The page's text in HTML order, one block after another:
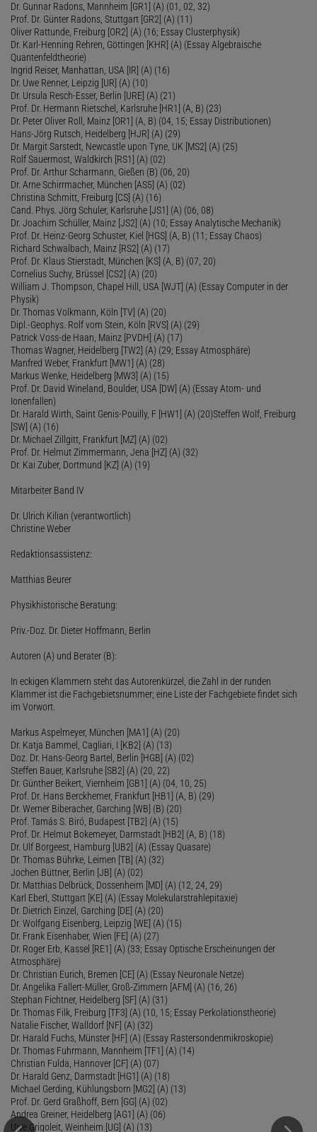
Dr. Gunnar Radons, Mannheim [GR1] (A) (01, 02, 32)
Prof. Dr. Günter Radons, Stuttgart [GR2] (A) (11)
Oliver Rattunde, Freiburg [OR2] (A) (16; Essay Clusterphysik)
Dr. Karl-Henning Rehren, Göttingen [KHR] (A) (Essay Algebraische
Quantenfeldtheorie)
Ingrid Reiser, Manhattan, USA [IR] (A) (16)
Dr. Uwe Renner, Leipzig [UR] (A) (10)
Dr. Ursula Resch-Esser, Berlin [URE] (A) (21)
Prof. Dr. Hermann Rietschel, Karlsruhe [HR1] (A, B) (23)
Dr. Peter Oliver Roll, Mainz [OR1] (A, B) (04, 15; Essay Distributionen)
Hans-Jörg Rutsch, Heidelberg [HJR] (A) (29)
Dr. Margit Sarstedt, Newcastle upon Tyne, UK [MS2] (A) (25)
Rolf Sauermost, Waldkirch [RS1] (A) (02)
Prof. Dr. Arthur Scharmann, Gießen (B) (06, 20)
Dr. Arne Schirrmacher, München [AS5] (A) (02)
Christina Schmitt, Freiburg [CS] (A) (16)
Cand. Phys. Jörg Schuler, Karlsruhe [JS1] (A) (06, 08)
Dr. Joachim Schüller, Mainz [JS2] (A) (10; Essay Analytische Mechanik)
Prof. Dr. Heinz-Georg Schuster, Kiel [HGS] (A, B) (11; Essay Chaos)
Richard Schwalbach, Mainz [RS2] (A) (17)
Prof. Dr. Klaus Stierstadt, München [KS] (A, B) (07, 20)
Cornelius Suchy, Brüssel [CS2] (A) (20)
William J. Thompson, Chapel Hill, USA [WJT] (A) (Essay Computer in der
Physik)
Dr. Thomas Volkmann, Köln [TV] (A) (20)
Dipl.-Geophys. Rolf vom Stein, Köln [RVS] (A) (29)
Patrick Voss-de Haan, Mainz [PVDH] (A) (17)
Thomas Wagner, Heidelberg [TW2] (A) (29; Essay Atmosphäre)
Manfred Weber, Frankfurt [MW1] (A) (28)
Markus Wenke, Heidelberg [MW3] (A) (15)
Prof. Dr. David Wineland, Boulder, USA [DW] (A) (Essay Atom- und
Ionenfallen)
Dr. Harald Wirth, Saint Genis-Pouilly, F [HW1] (A) (20)Steffen Wolf, Freiburg
[SW] (A) (16)
Dr. Michael Zillgitt, Frankfurt [MZ] (A) (02)
Prof. Dr. Helmut Zimmermann, Jena [HZ] (A) (32)
Dr. Kai Zuber, Dortmund [KZ] (A) (19)
Mitarbeiter Band IV
Dr. Ulrich Kilian (verantwortlich)
Christine Weber
Redaktionsassistenz:
Matthias Beurer
Physikhistorische Beratung:
Priv.-Doz. Dr. Dieter Hoffmann, Berlin
Autoren (A) und Berater (B):
In eckigen Klammern steht das Autorenkürzel, die Zahl in der runden
Klammer ist die Fachgebietsnummer; eine Liste der Fachgebiete findet sich
im Vorwort.
Markus Aspelmeyer, München [MA1] (A) (20)
Dr. Katja Bammel, Cagliari, I [KB2] (A) (13)
Doz. Dr. Hans-Georg Bartel, Berlin [HGB] (A) (02)
Steffen Bauer, Karlsruhe [SB2] (A) (20, 22)
Dr. Günther Beikert, Viernheim [GB1] (A) (04, 10, 25)
Prof. Dr. Hans Berckhemer, Frankfurt [HB1] (A, B) (29)
Dr. Werner Biberacher, Garching [WB] (B) (20)
Prof. Tamás S. Biró, Budapest [TB2] (A) (15)
Prof. Dr. Helmut Bokemeyer, Darmstadt [HB2] (A, B) (18)
Dr. Ulf Borgeest, Hamburg [UB2] (A) (Essay Quasare)
Dr. Thomas Bührke, Leimen [TB] (A) (32)
Jochen Büttner, Berlin [JB] (A) (02)
Dr. Matthias Delbrück, Dossenheim [MD] (A) (12, 24, 29)
Karl Eberl, Stuttgart [KE] (A) (Essay Molekularstrahlepitaxie)
Dr. Dietrich Einzel, Garching [DE] (A) (20)
Dr. Wolfgang Eisenberg, Leipzig [WE] (A) (15)
Dr. Frank Eisenhaber, Wien [FE] (A) (27)
Dr. Roger Erb, Kassel [RE1] (A) (33; Essay Optische Erscheinungen der
Atmosphäre)
Dr. Christian Eurich, Bremen [CE] (A) (Essay Neuronale Netze)
Dr. Angelika Fallert-Müller, Groß-Zimmern [AFM] (A) (16, 26)
Stephan Fichtner, Heidelberg [SF] (A) (31)
Dr. Thomas Filk, Freiburg [TF3] (A) (10, 15; Essay Perkolationstheorie)
Natalie Fischer, Walldorf [NF] (A) (32)
Dr. Harald Fuchs, Münster [HF] (A) (Essay Rastersondenmikroskopie)
Dr. Thomas Fuhrmann, Mannheim [TF1] (A) (14)
Christian Fulda, Hannover [CF] (A) (07)
Dr. Harald Genz, Darmstadt [HG1] (A) (18)
Michael Gerding, Kühlungsborn [MG2] (A) (13)
Prof. Dr. Gerd Graßhoff, Bern [GG] (A) (02)
Andrea Greiner, Heidelberg [AG1] (A) (06)
Uwe Grigoleit, Weinheim [UG] (A) (13)